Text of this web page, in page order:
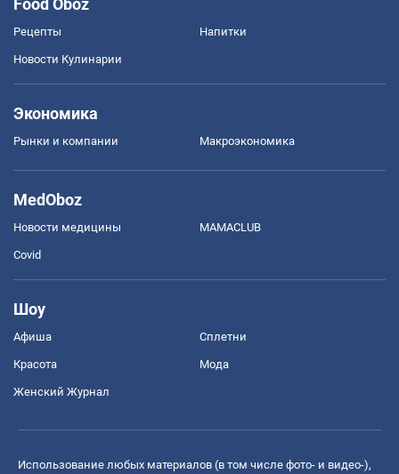
Рецепты Напитки
Новости Кулинарии
Экономика
Рынки и компании Mакроэкономика
MedOboz
Новости медицины MAMACLUB
Covid
Шоу
Афиша Сплетни
Красота Мода
Женский Журнал
Использование любых материалов (в том числе фото- и видео-),